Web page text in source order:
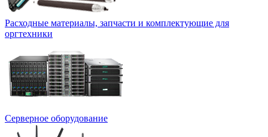
Расходные материалы, запчасти и комплектующие для
оргтехники
Серверное оборудование